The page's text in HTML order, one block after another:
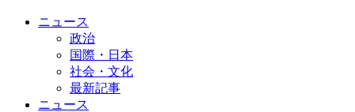
ニュース
政治
国際・日本
社会・文化
最新記事
ニュース